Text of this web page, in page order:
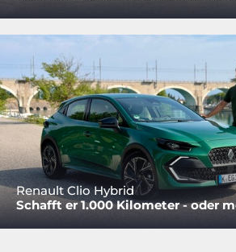
Renault Clio Hybrid
Schafft er 1.000 Kilometer - oder